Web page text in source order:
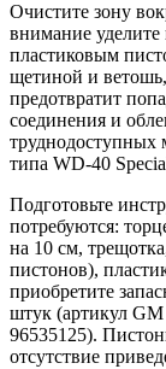
Очистите зону
внимание уделите
пластиковым
щетиной и
предотвратит
соединения и
труднодоступных
типа WD-40
Подготовьте
потребуются:
на 10 см,
пистонов),
приобретите
штук (артикул
96535125).
отсутствие